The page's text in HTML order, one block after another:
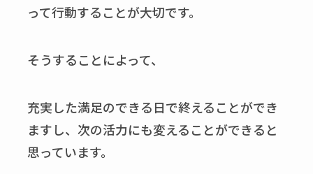
って行動することが大切です。
そうすることによって、
充実した満足のできる日で終えることができ
ますし、次の活力にも変えることができると
思っています。